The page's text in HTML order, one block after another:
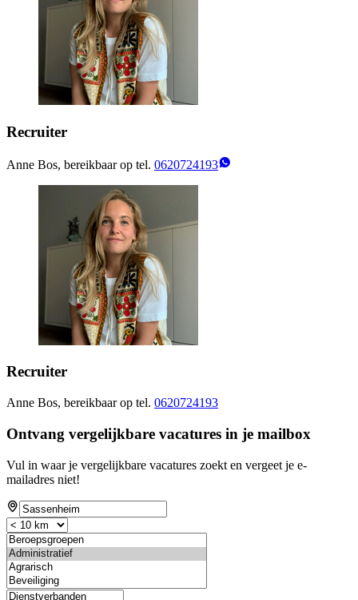
Recruiter
Anne Bos, bereikbaar op tel. 0620724193
Recruiter
Anne Bos, bereikbaar op tel. 0620724193
Ontvang vergelijkbare vacatures in je mailbox
Vul in waar je vergelijkbare vacatures zoekt en vergeet je e-
mailadres niet!